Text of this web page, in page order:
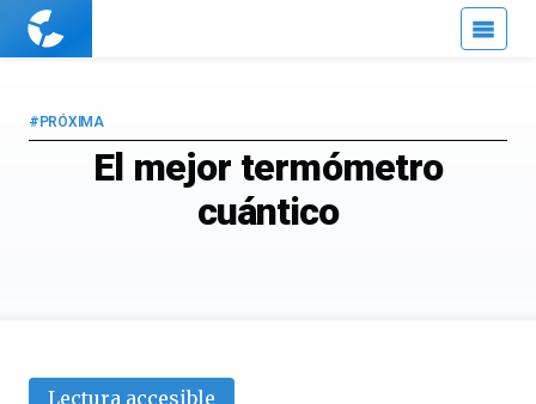
Cuaderno
El mejor termómetro
cuántico
#PRÓXIMA
Lectura accesible